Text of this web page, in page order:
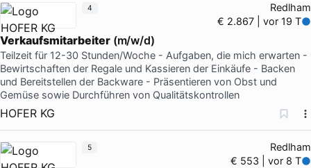
Redlham
€ 2.867 | vor 19 T
Verkaufsmitarbeiter(m/w/d)
Teilzeit für 12-30 Stunden/Woche - Aufgaben, die mich erwarten -
Bewirtschaften der Regale und Kassieren der Einkäufe - Backen
und Bereitstellen der Backware - Präsentieren von Obst und
Gemüse sowie Durchführen von Qualitätskontrollen
HOFER KG
4
Redlham
€ 553 | vor 8 T
5